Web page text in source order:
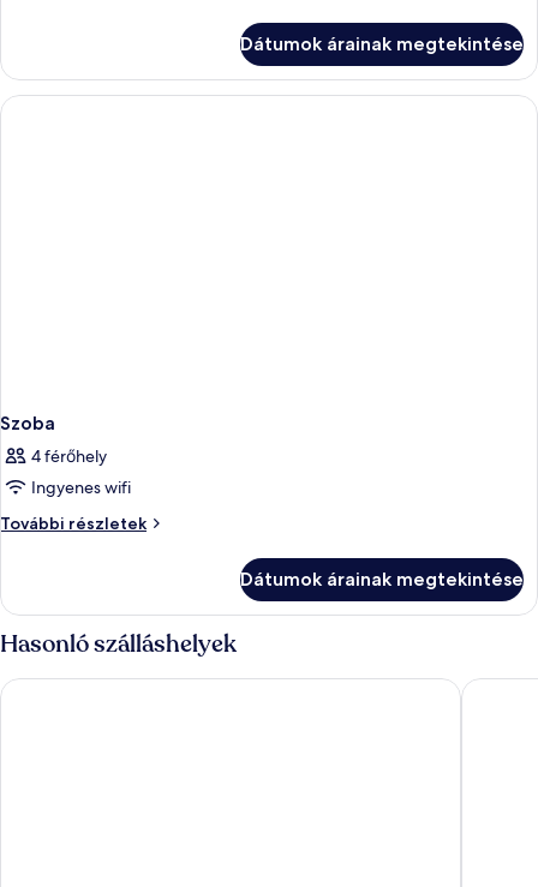
Dátumok árainak megtekintése
Szoba
4 férőhely
Ingyenes wifi
További részletek
Szoba
Dátumok árainak megtekintése
Hasonló szálláshelyek
Park Inn by Radisson Danube Bratislava AC